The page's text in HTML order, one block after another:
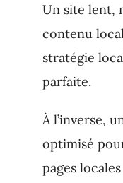
Un site lent,
contenu
stratégie
parfaite.
À l’inverse,
optimisé
pages